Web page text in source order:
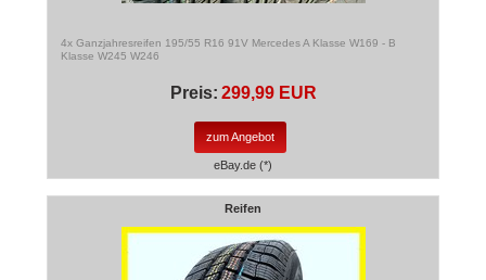
4x Ganzjahresreifen 195/55 R16 91V Mercedes A Klasse W169 - B
Klasse W245 W246
Preis: 299,99 EUR
zum Angebot
eBay.de (*)
Reifen